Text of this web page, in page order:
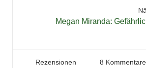
Rezension
Spannung
Megan Miranda:
31. Juli 2018
Tintenhain
Rezensionen 8 Kommentare